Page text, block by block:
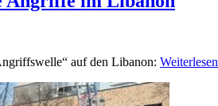
auf den Libanon: Weiterlesen